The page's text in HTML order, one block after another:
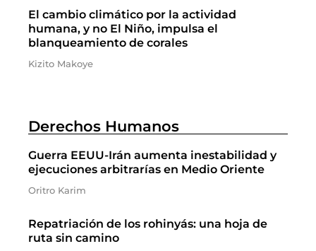
El cambio climático por la actividad
humana, y no El Niño, impulsa el
blanqueamiento de corales
Kizito Makoye
Derechos Humanos
Guerra EEUU-Irán aumenta inestabilidad y
ejecuciones arbitrarías en Medio Oriente
Oritro Karim
Repatriación de los rohinyás: una hoja de
ruta sin camino